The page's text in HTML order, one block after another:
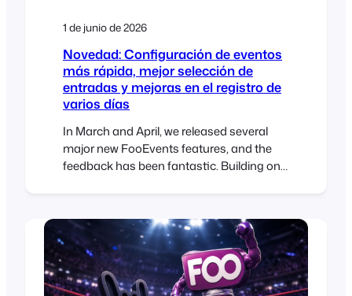
1 de junio de 2026
Novedad: Configuración de eventos
más rápida, mejor selección de
entradas y mejoras en el registro de
varios días
In March and April, we released several
major new FooEvents features, and the
feedback has been fantastic. Building on
FooEvents customers have been asking
for. New Table Variation Layout Option
We’ve added a new table variation display
option that shows WooCommerce
variations in…